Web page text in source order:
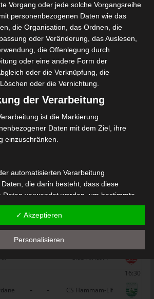
Soliman (ASS) – Union Sportive d
(USBG)
Kairouanaise (JSK) – Olympique
de Béjà (OB)
- -
JS Omrane
US Monastir
16:30
- -
ESS Sousse
16:30
- -
CS Hammam-Lif
Vorgang oder jede solche Vorgangsreihe
personenbezogenen Daten wie das
die Organisation, das Ordnen, die
oder Veränderung, das Auslesen,
die Offenlegung durch
oder eine andere Form der
oder die Verknüpfung, die
oder die Vernichtung.
der Verarbeitung
ist die Markierung
Daten mit dem Ziel, ihre
einzuschränken.
automatisierten Verarbeitung
die darin besteht, dass diese
Daten verwendet werden, um bestimmte
die sich auf eine natürliche Person
insbesondere, um Aspekte bezüglich
Lage, Gesundheit, persönlicher
Zuverlässigkeit, Verhalten, Aufenthaltsort
natürlichen Person zu analysieren oder
ist die Verarbeitung personenbezogener
✓ Akzeptieren
Personalisieren